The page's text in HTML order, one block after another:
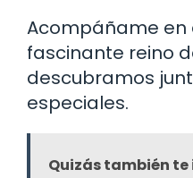
Acompáñame en
fascinante reino
descubramos
especiales.
Quizás también te